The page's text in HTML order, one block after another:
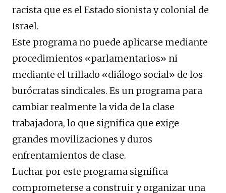
racista que es el Estado sionista y colonial de
Israel.
Este programa no puede aplicarse mediante
procedimientos «parlamentarios» ni
mediante el trillado «diálogo social» de los
burócratas sindicales. Es un programa para
cambiar realmente la vida de la clase
trabajadora, lo que significa que exige
grandes movilizaciones y duros
enfrentamientos de clase.
Luchar por este programa significa
comprometerse a construir y organizar una